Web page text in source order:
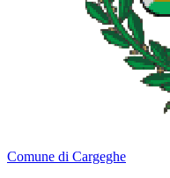
Comune di Cargeghe